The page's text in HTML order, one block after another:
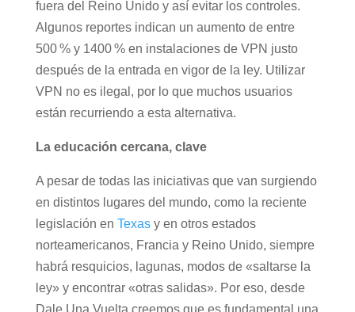
de Ofcom, el 41 % duda de que realmente lo
hagan.
Muchos usuarios han recurrido ya a redes
virtuales privadas (VPN) para simular
ubicaciones fuera del Reino Unido y así evitar
aumento de entre 500 % y 1400 % en
entrada en vigor de la ley. Utilizar VPN no es
ilegal, por lo que muchos usuarios están
recurriendo a esta alternativa.
La educación cercana, clave
A pesar de todas las iniciativas que van